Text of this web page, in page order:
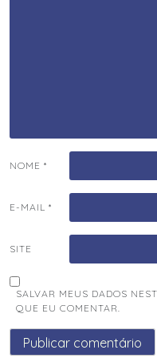
NOME *
E-MAIL *
SITE
SALVAR MEUS DADOS
QUE EU COMENTAR.